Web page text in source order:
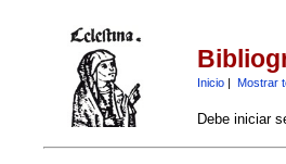
Inicio| Mostrar
Debe iniciar